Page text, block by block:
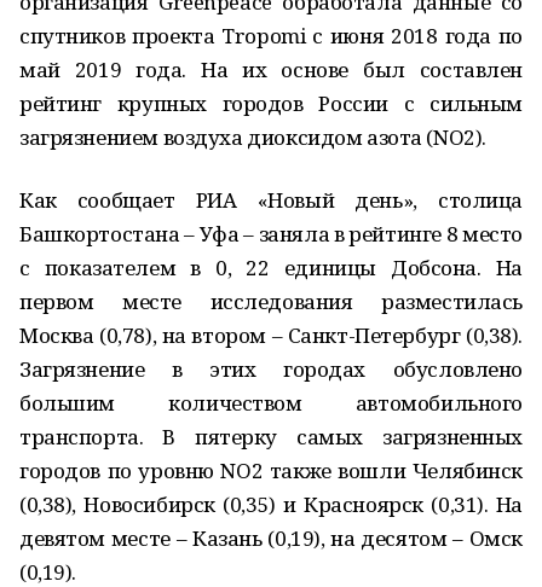
спутников проекта Tropomi с июня 2018 года по
май 2019 года. На их основе был составлен
рейтинг крупных городов России с сильным
загрязнением воздуха диоксидом азота (NO2).
Как сообщает РИА «Новый день», столица
Башкортостана – Уфа – заняла в рейтинге 8 место
с показателем в 0, 22 единицы Добсона. На
первом месте исследования разместилась
Москва (0,78), на втором – Санкт-Петербург (0,38).
Загрязнение в этих городах обусловлено
большим количеством автомобильного
транспорта. В пятерку самых загрязненных
городов по уровню NO2 также вошли Челябинск
(0,38), Новосибирск (0,35) и Красноярск (0,31). На
девятом месте – Казань (0,19), на десятом – Омск
(0,19).